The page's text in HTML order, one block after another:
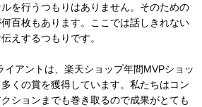
を行うつもりはありません。そのための
百枚もあります。ここでは話しきれない
えするつもりです。
アントは、楽天ショップ年間MVPショッ
くの賞を獲得しています。私たちはコン
ションまでも巻き取るので成果がとても